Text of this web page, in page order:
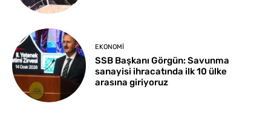
EKONOMI
SSB Başkanı Görgün: Savunma
sanayisi ihracatında ilk 10 ülke
arasına giriyoruz